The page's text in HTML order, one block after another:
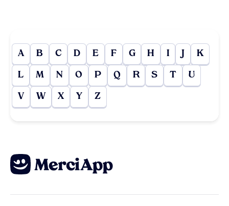
A B C D E F G H I J K
L M N O P Q R S T U
V W X Y Z